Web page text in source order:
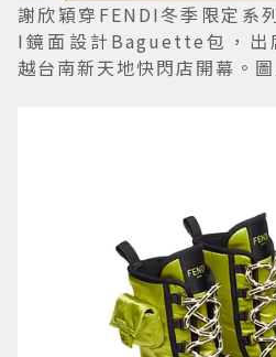
謝欣穎穿FENDI冬季限定系
I鏡面設計Baguette包，出
越台南新天地快閃店開幕。